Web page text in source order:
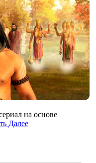
на основе
Далее